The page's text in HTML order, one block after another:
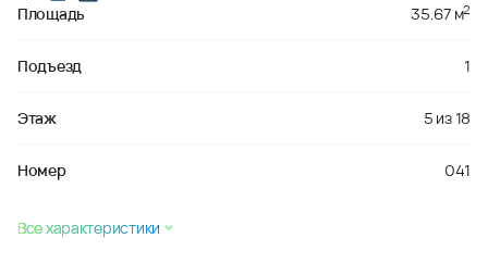
Площадь 35.67 м2
Подъезд 1
Этаж 5 из18
Номер 041
Все характеристики